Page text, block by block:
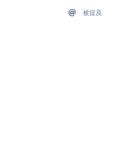
被提及